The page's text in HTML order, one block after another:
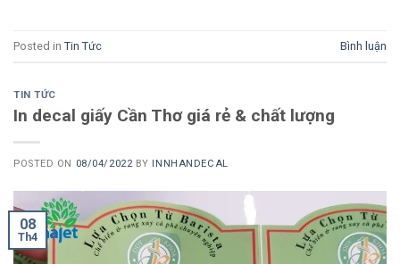
Posted in Tin Tức Bình luận
TIN TỨC
In decal giấy Cần Thơ giá rẻ & chất lượng
POSTED ON 08/04/2022BY INNHANDECAL
08
Th4